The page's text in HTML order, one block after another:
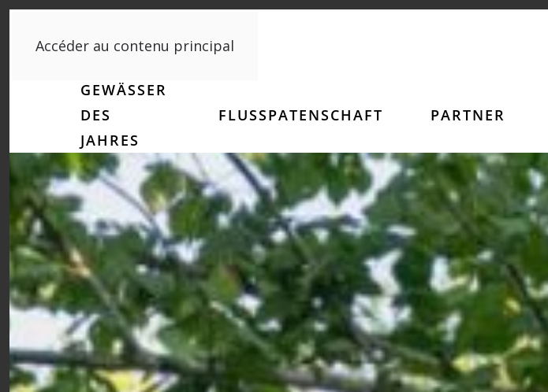
Accéder au contenu principal
GEWÄSSER
DES
JAHRES
FLUSSPATENSCHAFT PARTNER